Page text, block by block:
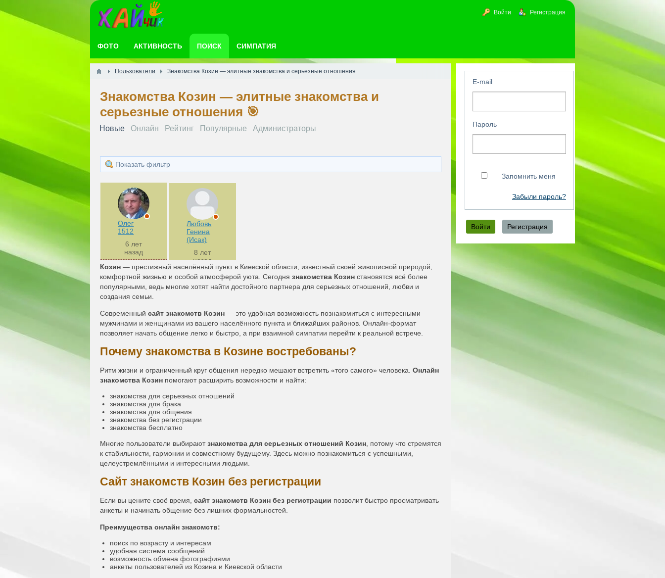
Войти Регистрация
ФОТО АКТИВНОСТЬ ПОИСК СИМПАТИЯ
Пользователи Знакомства Козин — элитные знакомства и серьезные отношения
Знакомства Козин — элитные знакомства и
серьезные отношения 🎯
Новые Онлайн Рейтинг Популярные Администраторы
Показать фильтр
Олег
1512
6 лет
назад
Любовь
Генина
(Исак)
8 лет
назад
Козин — престижный населённый пункт в Киевской области, известный своей живописной природой,
комфортной жизнью и особой атмосферой уюта. Сегодня знакомства Козин становятся всё более
популярными, ведь многие хотят найти достойного партнера для серьезных отношений, любви и
создания семьи.
Современный сайт знакомств Козин — это удобная возможность познакомиться с интересными
мужчинами и женщинами из вашего населённого пункта и ближайших районов. Онлайн-формат
позволяет начать общение легко и быстро, а при взаимной симпатии перейти к реальной встрече.
Почему знакомства в Козине востребованы?
Ритм жизни и ограниченный круг общения нередко мешают встретить «того самого» человека. Онлайн
знакомства Козин помогают расширить возможности и найти:
знакомства для серьезных отношений
знакомства для брака
знакомства для общения
знакомства без регистрации
знакомства бесплатно
Многие пользователи выбираютзнакомства для серьезных отношений Козин , потому что стремятся
к стабильности, гармонии и совместному будущему. Здесь можно познакомиться с успешными,
целеустремлёнными и интересными людьми.
Сайт знакомств Козин без регистрации
Если вы цените своё время, сайт знакомств Козин без регистрации позволит быстро просматривать
анкеты и начинать общение без лишних формальностей.
Преимущества онлайн знакомств:
поиск по возрасту и интересам
удобная система сообщений
возможность обмена фотографиями
анкеты пользователей из Козина и Киевской области
E-mail
Пароль
Запомнить меня
Забыли пароль?